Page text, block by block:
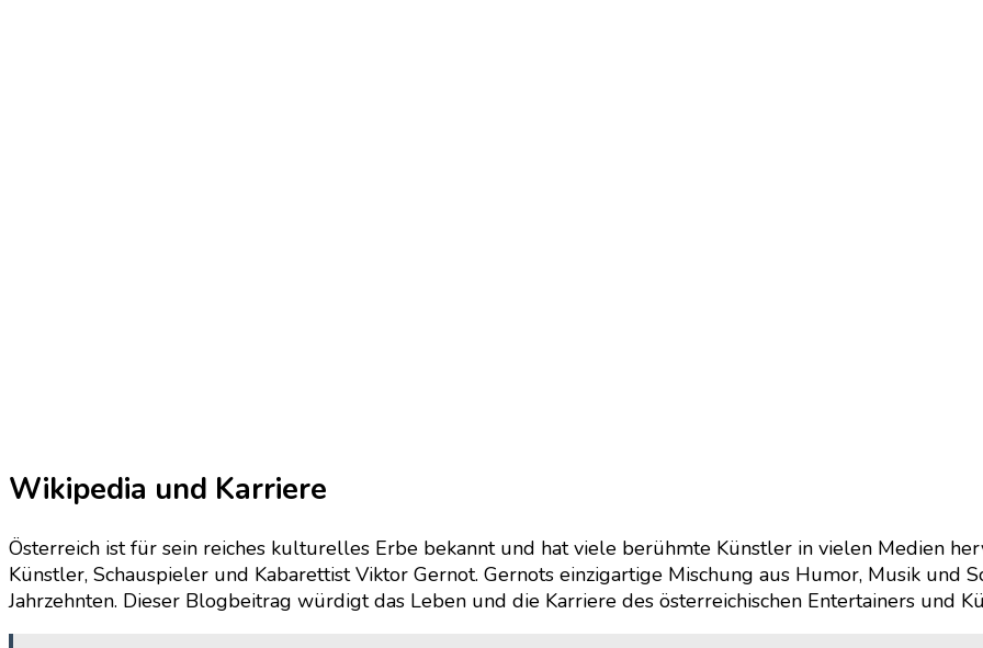
Wikipedia und Karriere
Österreich ist für sein reiches kulturelles Erbe bekannt und hat viele berühmte Künstler in vielen Medien
Künstler, Schauspieler und Kabarettist Viktor Gernot. Gernots einzigartige Mischung aus Humor, Musik und
Jahrzehnten. Dieser Blogbeitrag würdigt das Leben und die Karriere des österreichischen Entertainers und